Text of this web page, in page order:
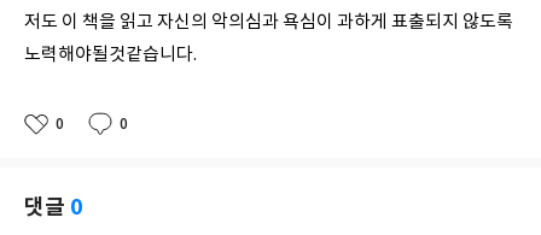
저도 이 책을 읽고 자신의 악의심과 욕심이 과하게 표출되지 않도록
노력해야될것같습니다.
좋
0
댓
0
작
댓글 0